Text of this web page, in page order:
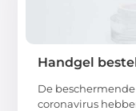
Handgel
De
coronavirus